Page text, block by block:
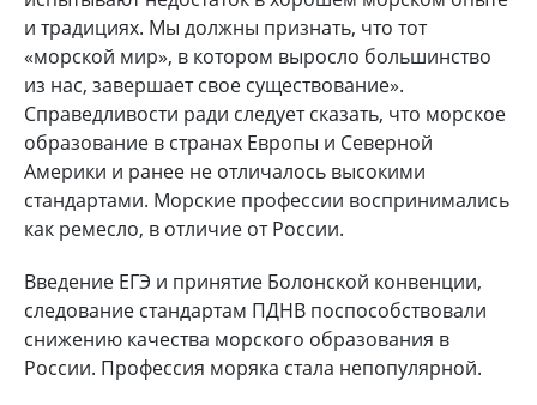
и традициях. Мы должны признать, что тот
«морской мир», в котором выросло большинство
из нас, завершает свое существование».
Справедливости ради следует сказать, что морское
образование в странах Европы и Северной
Америки и ранее не отличалось высокими
стандартами. Морские профессии воспринимались
как ремесло, в отличие от России.
Введение ЕГЭ и принятие Болонской конвенции,
следование стандартам ПДНВ поспособствовали
снижению качества морского образования в
России. Профессия моряка стала непопулярной.